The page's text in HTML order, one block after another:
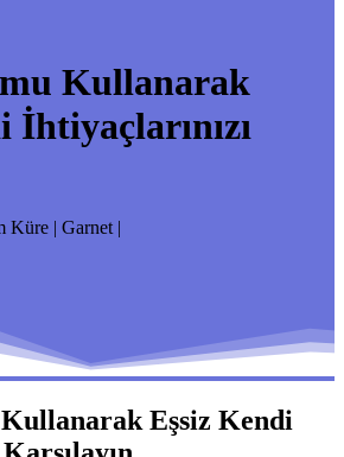
Kullanarak
İhtiyaçlarınızı
Küre | Garnet |
Eşsiz Kendi